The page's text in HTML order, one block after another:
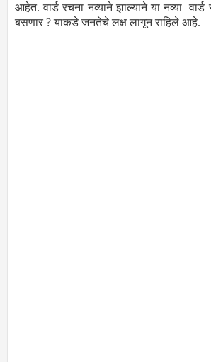
आहेत. वार्ड रचना नव्याने झाल्याने या नव्या
बसणार ? याकडे जनतेचे लक्ष लागून राहिले आहे.